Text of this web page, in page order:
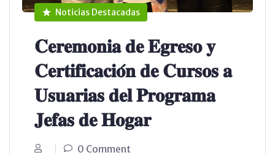
Noticias Destacadas
𝐂𝐞𝐫𝐞𝐦𝐨𝐧𝐢𝐚 𝐝𝐞 𝐄𝐠𝐫𝐞𝐬𝐨 𝐲
𝐂𝐞𝐫𝐭𝐢𝐟𝐢𝐜𝐚𝐜𝐢𝐨́𝐧 𝐝𝐞 𝐂𝐮𝐫𝐬𝐨𝐬 𝐚
𝐔𝐬𝐮𝐚𝐫𝐢𝐚𝐬 𝐝𝐞𝐥 𝐏𝐫𝐨𝐠𝐫𝐚𝐦𝐚
𝐉𝐞𝐟𝐚𝐬 𝐝𝐞 𝐇𝐨𝐠𝐚𝐫
0 Comment